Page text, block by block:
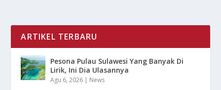
ARTIKEL TERBARU
Pesona Pulau Sulawesi Yang Banyak Di
Lirik, Ini Dia Ulasannya
Agu 6, 2026 | News